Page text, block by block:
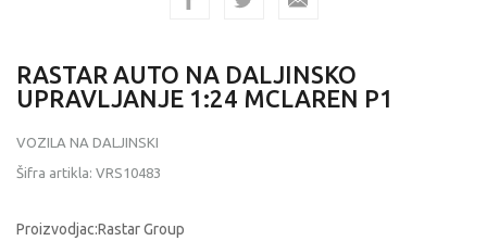
RASTAR AUTO NA DALJINSKO
UPRAVLJANJE 1:24 MCLAREN P1
VOZILA NA DALJINSKI
Šifra artikla: VRS10483
Proizvodjac:Rastar Group